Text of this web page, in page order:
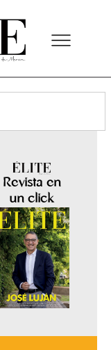
Revista en
un click